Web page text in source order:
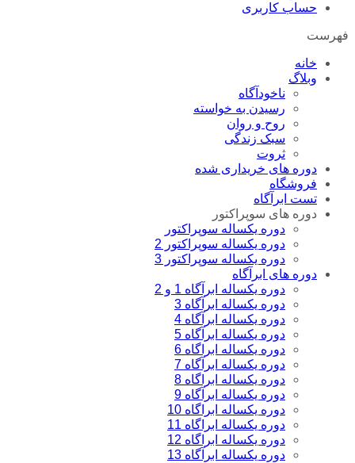
حساب کاربری
فهرست
خانه
وبلاگ
ناخودآگاه
رسیدن به خواسته
روح و روان
سبک زندگی
ثروت
دوره های خریداری شده
فروشگاه
تست ابرآگاه
دوره های سوپراکتور
دوره یکساله سوپراکتور
دوره یکساله سوپراکتور 2
دوره یکساله سوپراکتور 3
دوره های ابرآگاه
دوره یکساله ابرآگاه 1 و 2
دوره یکساله ابرآگاه 3
دوره یکساله ابرآگاه 4
دوره یکساله ابرآگاه 5
دوره یکساله ابراگاه 6
دوره یکساله ابرآگاه 7
دوره یکساله ابراگاه 8
دوره یکساله ابرآگاه 9
دوره یکساله ابراگاه 10
دوره یکساله ابراگاه 11
دوره یکساله ابراگاه 12
دوره یکساله ابرآگاه 13